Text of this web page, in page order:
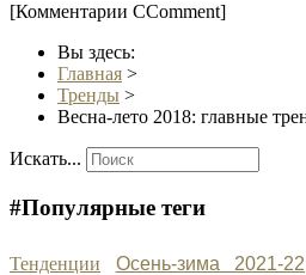
[Комментарии CComment]
Вы здесь:
Главная >
Тренды >
Весна-лето 2018: главные
Искать...
#Популярные теги
Тенденции Осень-зима 2021-22